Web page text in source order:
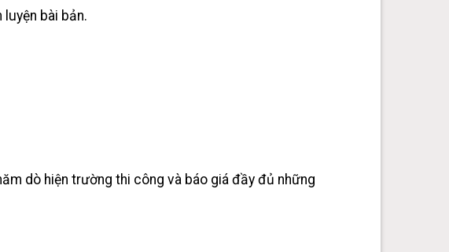
luyện bài bản.
dò hiện trường thi công và báo giá đầy đủ những